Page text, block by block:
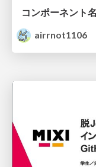
airrnot1106